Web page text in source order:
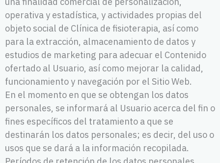
operativa y estadística, y actividades propias del
objeto social de Clínica de fisioterapia, así como
para la extracción, almacenamiento de datos y
estudios de marketing para adecuar el Contenido
ofertado al Usuario, así como mejorar la calidad,
funcionamiento y navegación por el Sitio Web.
En el momento en que se obtengan los datos
personales, se informará al Usuario acerca del fin o
fines específicos del tratamiento a que se
destinarán los datos personales; es decir, del uso o
usos que se dará a la información recopilada.